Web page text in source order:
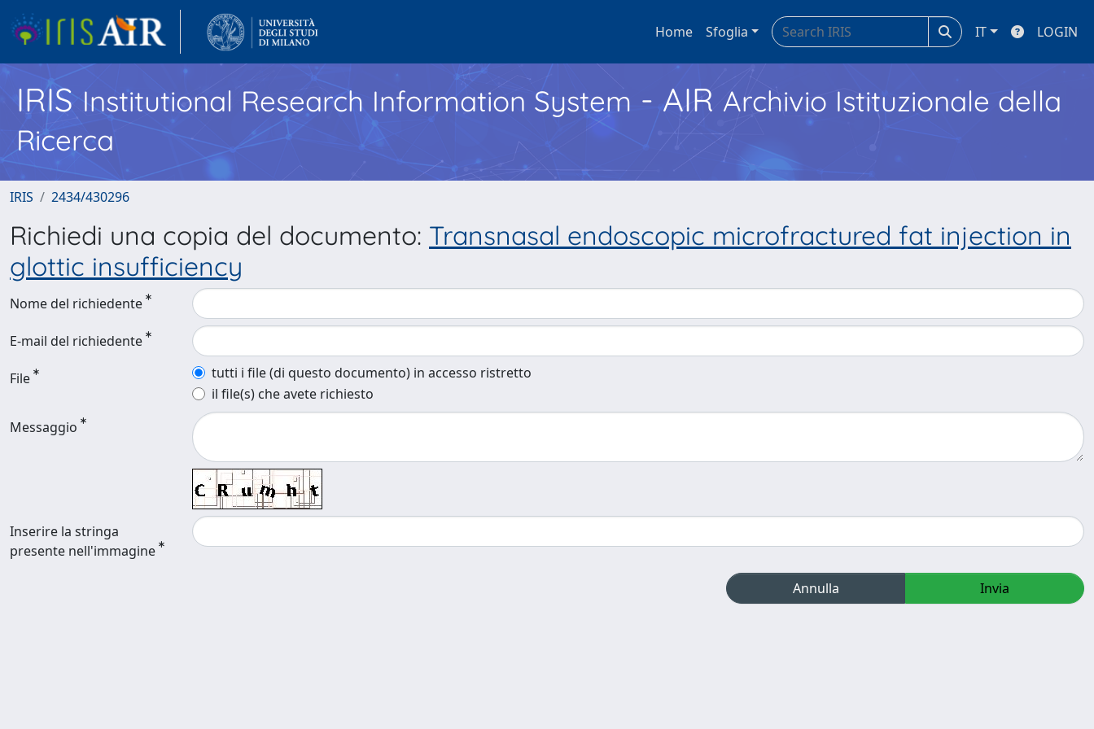
Home Sfoglia IT LOGIN
IRISInstitutional Research Information System - AIR Archivio Istituzionale della
Ricerca
IRIS 2434/430296
Richiedi una copia del documento: Transnasal endoscopic microfractured fat injection in
glottic insufficiency
Nome del richiedente
E-mail del richiedente
File
tutti i file (di questo documento) in accesso ristretto
il file(s) che avete richiesto
Messaggio
Inserire la stringa
presente nell'immagine
Annulla Invia